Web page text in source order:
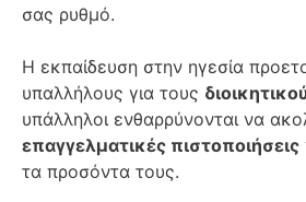
σας ρυθμό.
Η εκπαίδευση στην ηγεσία
υπαλλήλους για τους
υπάλληλοι ενθαρρύνονται να
επαγγελματικές πιστοποιήσεις
τα προσόντα τους.